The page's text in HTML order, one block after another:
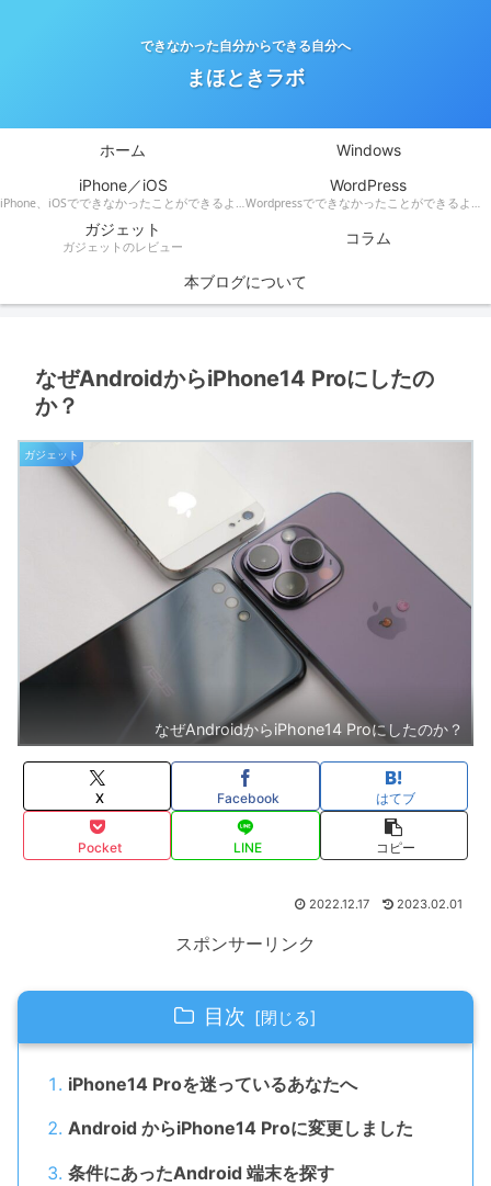
できなかった自分からできる自分へ
まほときラボ
ホーム
Windows
iPhone／iOS
iPhone、iOSでできなかったことができるようになる！
WordPress
Wordpressでできなかったことができるようになる！
ガジェット
ガジェットのレビュー コラム
本ブログについて
なぜAndroidからiPhone14 Proにしたの
か？
ガジェット
なぜAndroidからiPhone14 Proにしたのか？
X Facebook はてブ
Pocket LINE コピー
2022.12.17 2023.02.01
スポンサーリンク
目次
iPhone14 Proを迷っているあなたへ
Android からiPhone14 Proに変更しました
条件にあったAndroid 端末を探す